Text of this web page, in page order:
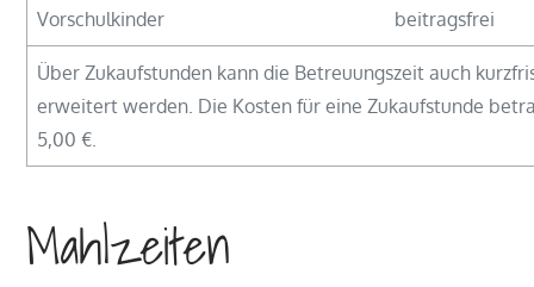
Vorschulkinder beitragsfrei
Über Zukaufstunden kann die Betreuungszeit auch
erweitert werden. Die Kosten für eine Zukaufstunde
5,00 €.
Mahlzeiten